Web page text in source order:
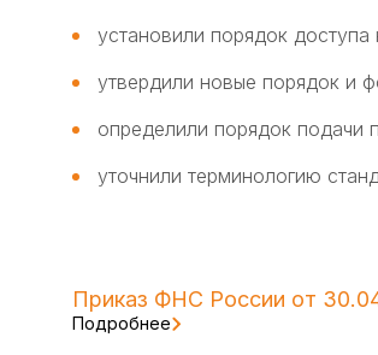
установили порядок
утвердили новые порядок и
определили порядок подачи
уточнили терминологию
Приказ ФНС России от
Подробнее